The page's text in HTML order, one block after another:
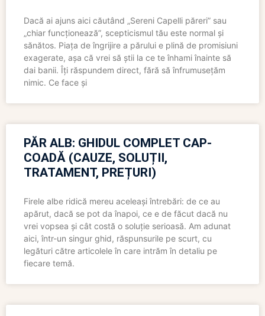
Dacă ai ajuns aici căutând „Sereni Capelli păreri” sau
„chiar funcționează”, scepticismul tău este normal și
sănătos. Piața de îngrijire a părului e plină de promisiuni
exagerate, așa că vrei să știi la ce te înhami înainte să
dai banii. Îți răspundem direct, fără să înfrumusețăm
nimic. Ce face și
PĂR ALB: GHIDUL COMPLET CAP-
COADĂ (CAUZE, SOLUȚII,
TRATAMENT, PREȚURI)
Firele albe ridică mereu aceleași întrebări: de ce au
apărut, dacă se pot da înapoi, ce e de făcut dacă nu
vrei vopsea și cât costă o soluție serioasă. Am adunat
aici, într-un singur ghid, răspunsurile pe scurt, cu
legături către articolele în care intrăm în detaliu pe
fiecare temă.